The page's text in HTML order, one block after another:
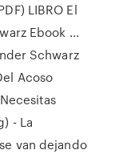
LIBRO El
Ebook ...
Schwarz
Acoso
- La
van dejando